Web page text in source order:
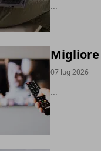
...
Migliore
07 lug 2026
...